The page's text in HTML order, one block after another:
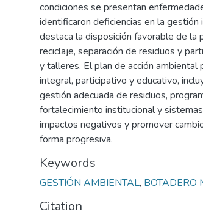
condiciones se presentan
identificaron deficiencias en la
destaca la disposición favorable de la
reciclaje, separación de residuos y
y talleres. El plan de acción
integral, participativo y educativo,
gestión adecuada de residuos,
fortalecimiento institucional y
impactos negativos y promover
forma progresiva.
Keywords
GESTIÓN AMBIENTAL, BOTADERO
Citation